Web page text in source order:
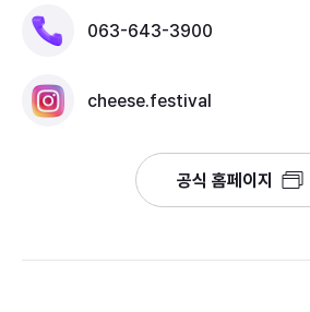
063-643-3900
cheese.festival
공식 홈페이지